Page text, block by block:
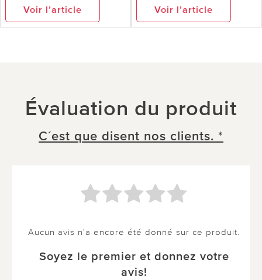
Voir l’article Voir l’article
Évaluation du produit
C´est que disent nos clients. *
Aucun avis n'a encore été donné sur ce produit.
Soyez le premier et donnez votre
avis!